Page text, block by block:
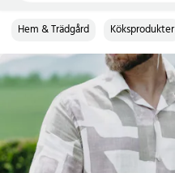
Hem & Trädgård Köksprodukter